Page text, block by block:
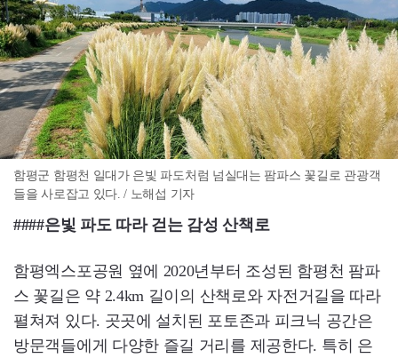
함평군 함평천 일대가 은빛 파도처럼 넘실대는 팜파스 꽃길로 관광객
들을 사로잡고 있다. / 노해섭 기자
####은빛 파도 따라 걷는 감성 산책로
함평엑스포공원 옆에 2020년부터 조성된 함평천 팜파
스 꽃길은 약 2.4km 길이의 산책로와 자전거길을 따라
펼쳐져 있다. 곳곳에 설치된 포토존과 피크닉 공간은
방문객들에게 다양한 즐길 거리를 제공한다. 특히 은